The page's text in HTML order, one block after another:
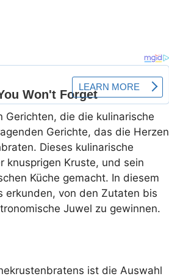
Gerichten, die die kulinarische
Gerichte, das die Herzen
Dieses kulinarische
knusprigen Kruste, und sein
Küche gemacht. In diesem
erkunden, von den Zutaten bis
Juwel zu gewinnen.
ist die Auswahl